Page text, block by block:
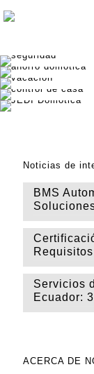
Disfruta tus
Ventajas de
Casa
Noticias de
BMS
Requisitos
Servicios
Ecuador:
ACERCA DE